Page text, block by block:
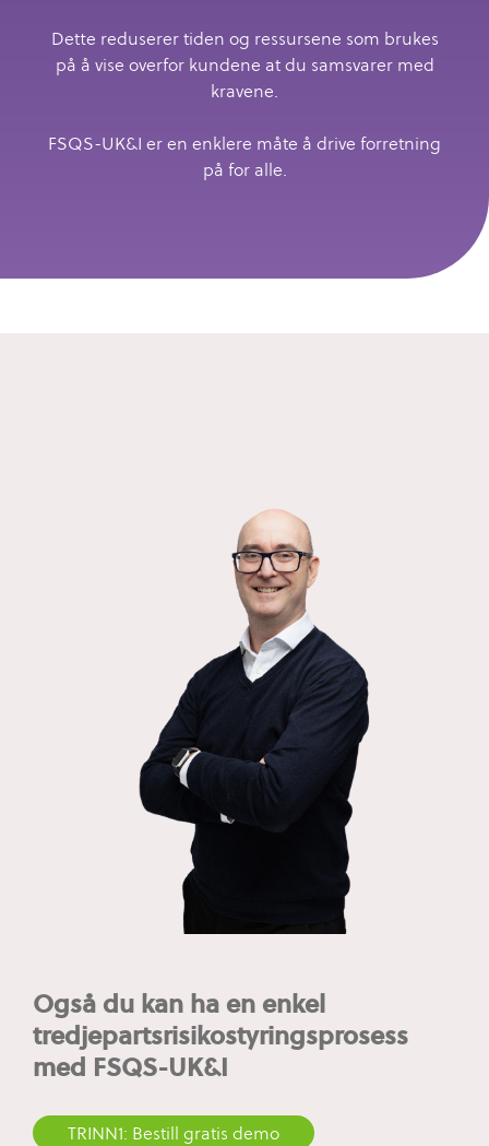
Dette reduserer tiden og ressursene som brukes
på å vise overfor kundene at du samsvarer med
kravene.
FSQS-UK&I er en enklere måte å drive forretning
på for alle.
Også du kan ha en enkel
tredjepartsrisikostyringsprosess
med FSQS-UK&I
TRINN1: Bestill gratis demo